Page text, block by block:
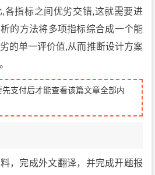
各指标之间优劣交错,这就需要进
的方法将多项指标综合成一个能
的单一评价值,从而推断设计方案
。
支付后才能查看该篇文章全部内
，完成外文翻译，并完成开题报